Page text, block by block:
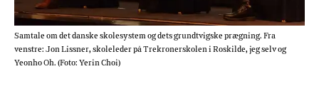
Samtale om det danske skolesystem og dets grundtvigske prægning. Fra
venstre: Jon Lissner, skoleleder på Trekronerskolen i Roskilde, jeg selv og
Yeonho Oh. (Foto: Yerin Choi)